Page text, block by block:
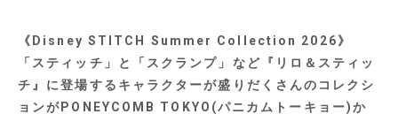
《Disney STITCH Summer Collection 2026》
「スティッチ」と「スクランプ」など『リロ＆スティッ
チ』に登場するキャラクターが盛りだくさんのコレクシ
ョンがPONEYCOMB TOKYO(パニカムトーキョー)か